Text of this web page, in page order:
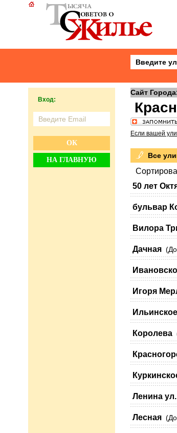
Вход:
ОК
НА ГЛАВНУЮ
Сайт
Если вашей
Все
50 лет
бульвар
Вилора
Дачная
Игоря
Королева
Ленина ул.
Лесная